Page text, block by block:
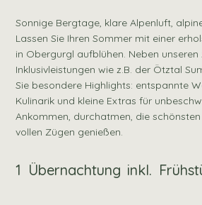
Sonnige Bergtage, klare Alpenluft,
Lassen Sie Ihren Sommer mit einer
in Obergurgl aufblühen. Neben unseren
Inklusivleistungen wie z.B. der Ötztal
Sie besondere Highlights: entspannte
Kulinarik und kleine Extras für
Ankommen, durchatmen, die
vollen Zügen genießen.
1 Übernachtung inkl.